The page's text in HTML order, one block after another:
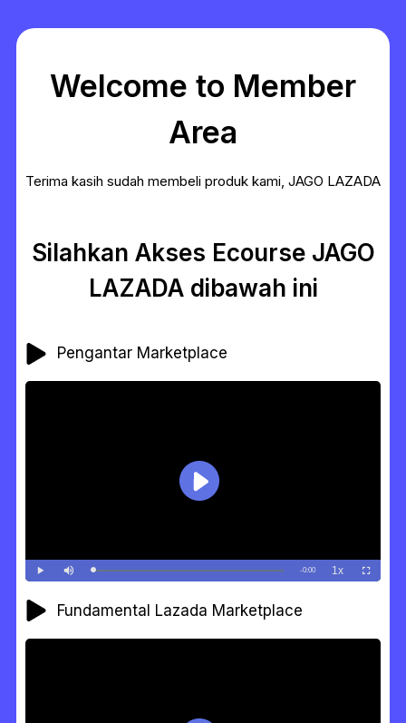
Welcome to Member
Area
Terima kasih sudah membeli produk kami, JAGO LAZADA
Silahkan Akses Ecourse JAGO
LAZADA dibawah ini
Pengantar Marketplace
Fundamental Lazada Marketplace